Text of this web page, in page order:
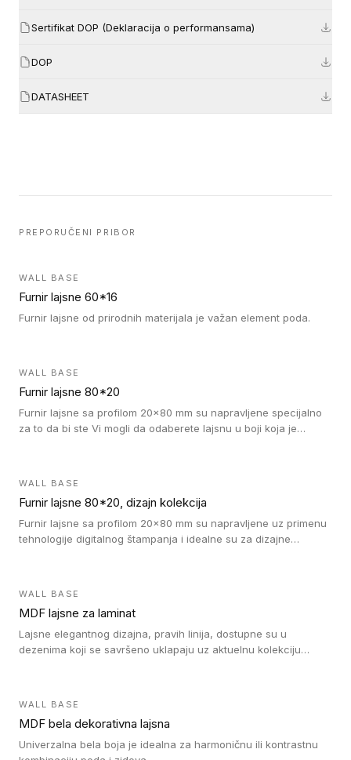
Sertifikat DOP (Deklaracija o performansama)
DOP
DATASHEET
PREPORUČENI PRIBOR
WALL BASE
Furnir lajsne 60*16
Furnir lajsne od prirodnih materijala je važan element poda.
WALL BASE
Furnir lajsne 80*20
Furnir lajsne sa profilom 20x80 mm su napravljene specijalno
za to da bi ste Vi mogli da odaberete lajsnu u boji koja je
WALL BASE
Furnir lajsne 80*20, dizajn kolekcija
Furnir lajsne sa profilom 20x80 mm su napravljene uz primenu
tehnologije digitalnog štampanja i idealne su za dizajne
WALL BASE
MDF lajsne za laminat
Lajsne elegantnog dizajna, pravih linija, dostupne su u
dezenima koji se savršeno uklapaju uz aktuelnu kolekciju
WALL BASE
MDF bela dekorativna lajsna
Univerzalna bela boja je idealna za harmoničnu ili kontrastnu